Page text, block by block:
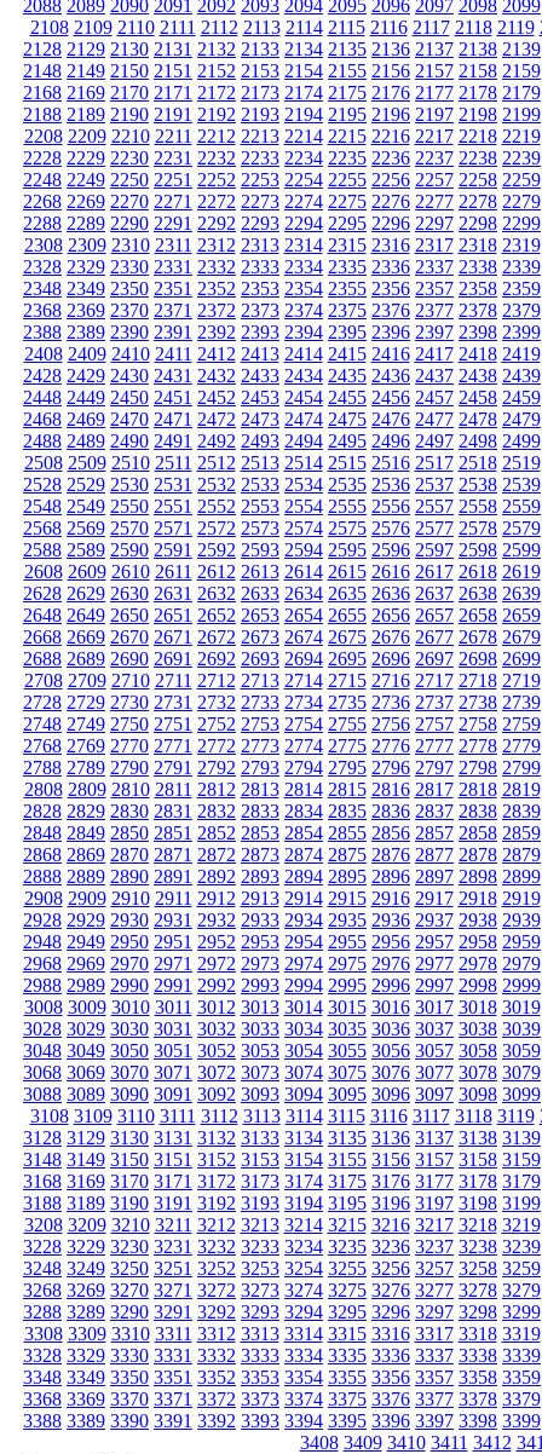
2088 2089 2090 2091 2092 2093 2094 2095 2096 2097 2098 2099
2108 2109 2110 2111 2112 2113 2114 2115 2116 2117 2118 2119
2128 2129 2130 2131 2132 2133 2134 2135 2136 2137 2138 2139
2148 2149 2150 2151 2152 2153 2154 2155 2156 2157 2158 2159
2168 2169 2170 2171 2172 2173 2174 2175 2176 2177 2178 2179
2188 2189 2190 2191 2192 2193 2194 2195 2196 2197 2198 2199
2208 2209 2210 2211 2212 2213 2214 2215 2216 2217 2218 2219
2228 2229 2230 2231 2232 2233 2234 2235 2236 2237 2238 2239
2248 2249 2250 2251 2252 2253 2254 2255 2256 2257 2258 2259
2268 2269 2270 2271 2272 2273 2274 2275 2276 2277 2278 2279
2288 2289 2290 2291 2292 2293 2294 2295 2296 2297 2298 2299
2308 2309 2310 2311 2312 2313 2314 2315 2316 2317 2318 2319
2328 2329 2330 2331 2332 2333 2334 2335 2336 2337 2338 2339
2348 2349 2350 2351 2352 2353 2354 2355 2356 2357 2358 2359
2368 2369 2370 2371 2372 2373 2374 2375 2376 2377 2378 2379
2388 2389 2390 2391 2392 2393 2394 2395 2396 2397 2398 2399
2408 2409 2410 2411 2412 2413 2414 2415 2416 2417 2418 2419
2428 2429 2430 2431 2432 2433 2434 2435 2436 2437 2438 2439
2448 2449 2450 2451 2452 2453 2454 2455 2456 2457 2458 2459
2468 2469 2470 2471 2472 2473 2474 2475 2476 2477 2478 2479
2488 2489 2490 2491 2492 2493 2494 2495 2496 2497 2498 2499
2508 2509 2510 2511 2512 2513 2514 2515 2516 2517 2518 2519
2528 2529 2530 2531 2532 2533 2534 2535 2536 2537 2538 2539
2548 2549 2550 2551 2552 2553 2554 2555 2556 2557 2558 2559
2568 2569 2570 2571 2572 2573 2574 2575 2576 2577 2578 2579
2588 2589 2590 2591 2592 2593 2594 2595 2596 2597 2598 2599
2608 2609 2610 2611 2612 2613 2614 2615 2616 2617 2618 2619
2628 2629 2630 2631 2632 2633 2634 2635 2636 2637 2638 2639
2648 2649 2650 2651 2652 2653 2654 2655 2656 2657 2658 2659
2668 2669 2670 2671 2672 2673 2674 2675 2676 2677 2678 2679
2688 2689 2690 2691 2692 2693 2694 2695 2696 2697 2698 2699
2708 2709 2710 2711 2712 2713 2714 2715 2716 2717 2718 2719
2728 2729 2730 2731 2732 2733 2734 2735 2736 2737 2738 2739
2748 2749 2750 2751 2752 2753 2754 2755 2756 2757 2758 2759
2768 2769 2770 2771 2772 2773 2774 2775 2776 2777 2778 2779
2788 2789 2790 2791 2792 2793 2794 2795 2796 2797 2798 2799
2808 2809 2810 2811 2812 2813 2814 2815 2816 2817 2818 2819
2828 2829 2830 2831 2832 2833 2834 2835 2836 2837 2838 2839
2848 2849 2850 2851 2852 2853 2854 2855 2856 2857 2858 2859
2868 2869 2870 2871 2872 2873 2874 2875 2876 2877 2878 2879
2888 2889 2890 2891 2892 2893 2894 2895 2896 2897 2898 2899
2908 2909 2910 2911 2912 2913 2914 2915 2916 2917 2918 2919
2928 2929 2930 2931 2932 2933 2934 2935 2936 2937 2938 2939
2948 2949 2950 2951 2952 2953 2954 2955 2956 2957 2958 2959
2968 2969 2970 2971 2972 2973 2974 2975 2976 2977 2978 2979
2988 2989 2990 2991 2992 2993 2994 2995 2996 2997 2998 2999
3008 3009 3010 3011 3012 3013 3014 3015 3016 3017 3018 3019
3028 3029 3030 3031 3032 3033 3034 3035 3036 3037 3038 3039
3048 3049 3050 3051 3052 3053 3054 3055 3056 3057 3058 3059
3068 3069 3070 3071 3072 3073 3074 3075 3076 3077 3078 3079
3088 3089 3090 3091 3092 3093 3094 3095 3096 3097 3098 3099
3108 3109 3110 3111 3112 3113 3114 3115 3116 3117 3118 3119
3128 3129 3130 3131 3132 3133 3134 3135 3136 3137 3138 3139
3148 3149 3150 3151 3152 3153 3154 3155 3156 3157 3158 3159
3168 3169 3170 3171 3172 3173 3174 3175 3176 3177 3178 3179
3188 3189 3190 3191 3192 3193 3194 3195 3196 3197 3198 3199
3208 3209 3210 3211 3212 3213 3214 3215 3216 3217 3218 3219
3228 3229 3230 3231 3232 3233 3234 3235 3236 3237 3238 3239
3248 3249 3250 3251 3252 3253 3254 3255 3256 3257 3258 3259
3268 3269 3270 3271 3272 3273 3274 3275 3276 3277 3278 3279
3288 3289 3290 3291 3292 3293 3294 3295 3296 3297 3298 3299
3308 3309 3310 3311 3312 3313 3314 3315 3316 3317 3318 3319
3328 3329 3330 3331 3332 3333 3334 3335 3336 3337 3338 3339
3348 3349 3350 3351 3352 3353 3354 3355 3356 3357 3358 3359
3368 3369 3370 3371 3372 3373 3374 3375 3376 3377 3378 3379
3388 3389 3390 3391 3392 3393 3394 3395 3396 3397 3398 3399
3408 3409 3410 3411 3412